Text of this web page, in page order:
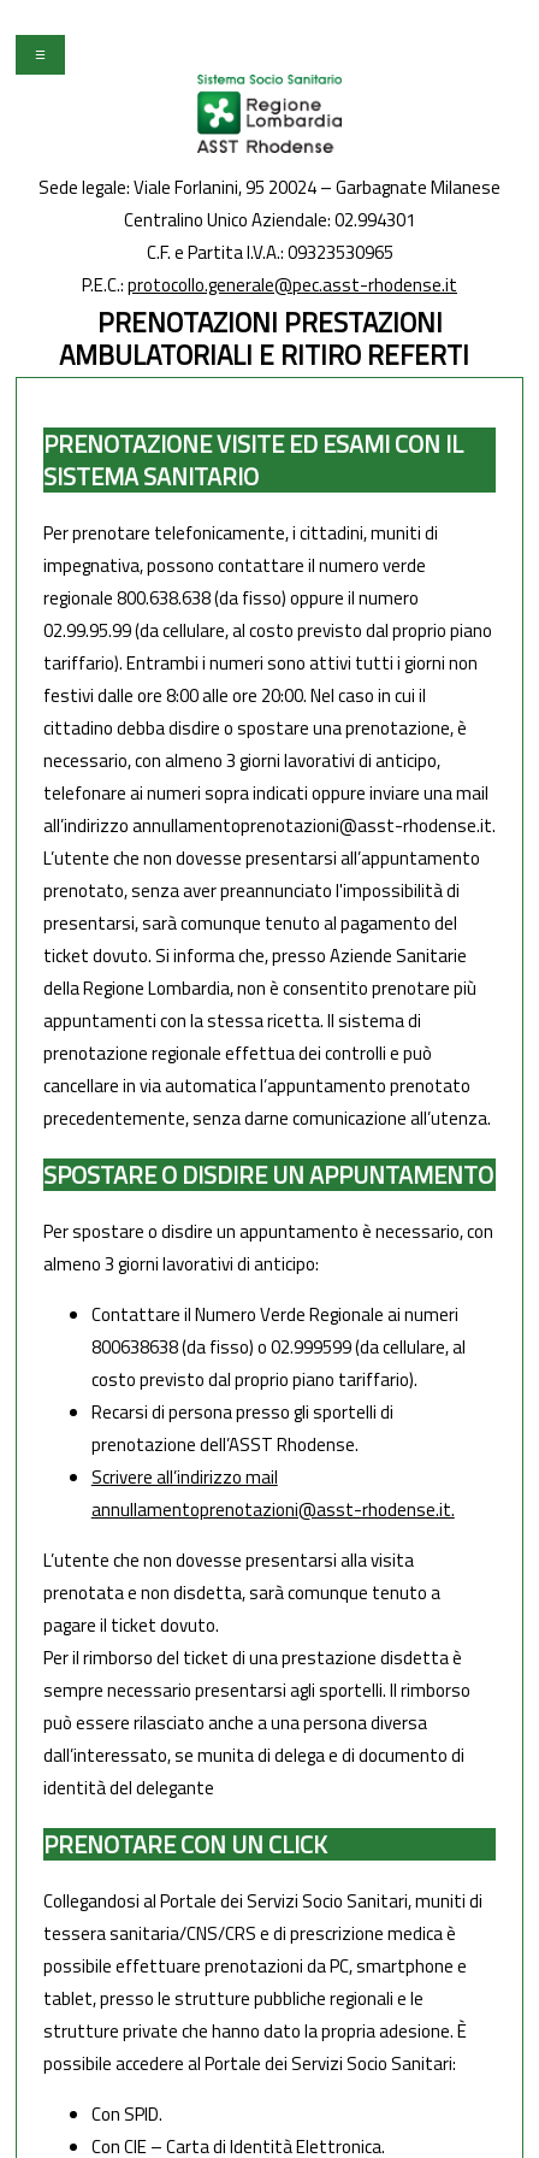
☰
U.R.P.
U.P.T.
Amministrazione
Trasparente
Bandi
di
Gara
Concorsi
Sindaci
CERCA
NEL
SITO
Sede legale: Viale Forlanini, 95 20024 – Garbagnate Milanese
Centralino Unico Aziendale:02.994301
C.F. e Partita I.V.A.: 09323530965
P.E.C.:protocollo.generale@pec.asst-rhodense.it
PRENOTAZIONI PRESTAZIONI
AMBULATORIALI E RITIRO REFERTI
PRENOTAZIONE VISITE ED ESAMI CON IL
SISTEMA SANITARIO
Per prenotare telefonicamente, i cittadini, muniti di
impegnativa, possono contattare il numero verde
regionale 800.638.638 (da fisso) oppure il numero
02.99.95.99 (da cellulare, al costo previsto dal proprio piano
tariffario). Entrambi i numeri sono attivi tutti i giorni non
festivi dalle ore 8:00 alle ore 20:00. Nel caso in cui il
cittadino debba disdire o spostare una prenotazione, è
necessario, con almeno 3 giorni lavorativi di anticipo,
telefonare ai numeri sopra indicati oppure inviare una mail
all’indirizzo annullamentoprenotazioni@asst-rhodense.it.
L’utente che non dovesse presentarsi all’appuntamento
prenotato, senza aver preannunciato l'impossibilità di
presentarsi, sarà comunque tenuto al pagamento del
ticket dovuto. Si informa che, presso Aziende Sanitarie
della Regione Lombardia, non è consentito prenotare più
appuntamenti con la stessa ricetta. Il sistema di
prenotazione regionale effettua dei controlli e può
cancellare in via automatica l’appuntamento prenotato
precedentemente, senza darne comunicazione all’utenza.
SPOSTARE O DISDIRE UN APPUNTAMENTO
Per spostare o disdire un appuntamento è necessario, con
almeno 3 giorni lavorativi di anticipo:
Contattare il Numero Verde Regionale ai numeri
800638638 (da fisso)o02.999599 (da cellulare, al
costo previsto dal proprio piano tariffario).
Recarsi di persona presso gli sportelli di
prenotazione dell’ASST Rhodense.
Scrivere all’indirizzo mail
annullamentoprenotazioni@asst-rhodense.it.
L’utente che non dovesse presentarsi alla visita
prenotata e non disdetta, sarà comunque tenuto a
pagare il ticket dovuto.
Per il rimborso del ticket di una prestazione disdetta è
sempre necessario presentarsi agli sportelli. Il rimborso
può essere rilasciato anche a una persona diversa
dall’interessato, se munita di delega e di documento di
identità del delegante
PRENOTARE CON UN CLICK
Collegandosi al Portale dei Servizi Socio Sanitari, muniti di
tessera sanitaria/CNS/CRS e di prescrizione medica è
possibile effettuare prenotazioni da PC, smartphone e
tablet, presso le strutture pubbliche regionali e le
strutture private che hanno dato la propria adesione. È
possibile accedere al Portale dei Servizi Socio Sanitari:
Con SPID.
Con CIE – Carta di Identità Elettronica.